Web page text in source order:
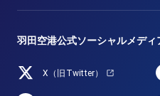
羽田空港公式ソーシャルメディ
X（旧Twitter）